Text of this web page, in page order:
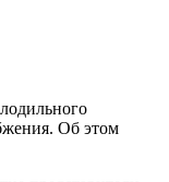
Об этом